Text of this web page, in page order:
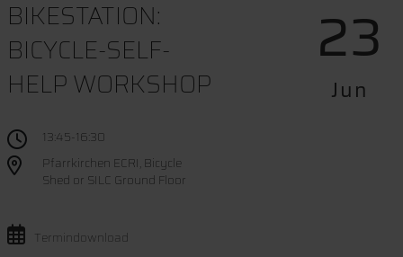
BIKESTATION:
BICYCLE-SELF-
HELP WORKSHOP
13:45-16:30
Pfarrkirchen ECRI, Bicycle
Shed or SILC Ground Floor
Termindownload
23
Jun